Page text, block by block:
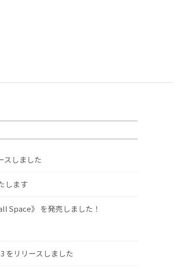
スしました
します
Space》 を発売しました！
をリリースしました